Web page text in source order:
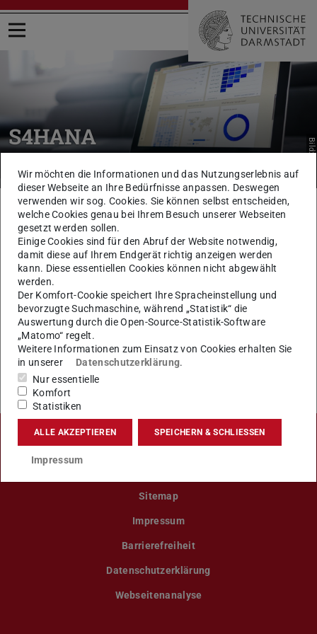
Menü öffnen
S4HANA
Dokumente Bild: Pixabay
Sie befinden sich hier:
TU Darmstadt Intern Verwaltung
Stabsstellen
IT und Prozess
S4HANA Dokumente
KONTAKT
Kick-Off Veranstaltung (18.11.2024)
Infoveranstaltung (29.09.2025)
LinkedIn-Seite der TU Darmstadt
Sitemap
Impressum
Barrierefreiheit
Datenschutzerklärung
Webseitenanalyse
Wir möchten die Informationen und das Nutzungserlebnis auf
dieser Webseite an Ihre Bedürfnisse anpassen. Deswegen
verwenden wir sog. Cookies. Sie können selbst entscheiden,
welche Cookies genau bei Ihrem Besuch unserer Webseiten
gesetzt werden sollen.
Einige Cookies sind für den Abruf der Website notwendig,
damit diese auf Ihrem Endgerät richtig anzeigen werden
kann. Diese essentiellen Cookies können nicht abgewählt
werden.
Der Komfort-Cookie speichert Ihre Spracheinstellung und
bevorzugte Suchmaschine, während „Statistik“ die
Auswertung durch die Open-Source-Statistik-Software
„Matomo“ regelt.
Weitere Informationen zum Einsatz von Cookies erhalten Sie
in unserer
Datenschutzerklärung.
Nur essentielle
Komfort
Statistiken
ALLE AKZEPTIEREN SPEICHERN & SCHLIESSEN
Impressum